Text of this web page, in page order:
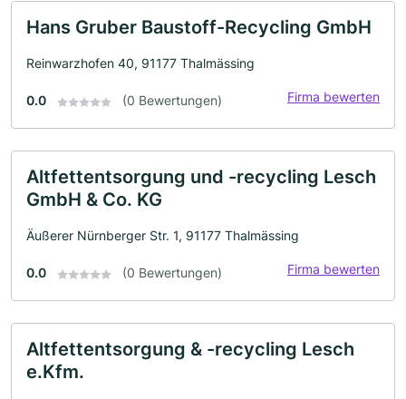
Hans Gruber Baustoff-Recycling GmbH
Reinwarzhofen 40, 91177 Thalmässing
0.0 (0 Bewertungen) Firma bewerten
Altfettentsorgung und -recycling Lesch
GmbH & Co. KG
Äußerer Nürnberger Str. 1, 91177 Thalmässing
0.0 (0 Bewertungen) Firma bewerten
Altfettentsorgung & -recycling Lesch
e.Kfm.